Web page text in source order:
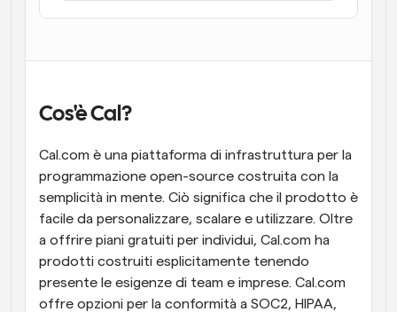
Programmazione potenziata con chiamate
Rimani aggiornato con le ultime notizie e aggiornamenti
Riunioni Instantanee
Incontrare i clienti in pochi minuti
Link di Gruppo Dinamico
Prenota senza sforzo riunioni con più persone
Webhook
Ricevi una notifica quando succede qualcosa
Cos'è Cal?
Cal.com è una piattaforma di infrastruttura per la
programmazione open-source costruita con la
semplicità in mente. Ciò significa che il prodotto è
facile da personalizzare, scalare e utilizzare. Oltre
a offrire piani gratuiti per individui, Cal.com ha
prodotti costruiti esplicitamente tenendo
presente le esigenze di team e imprese. Cal.com
offre opzioni per la conformità a SOC2, HIPAA,